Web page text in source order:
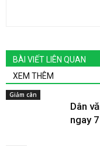
BÀI VIẾT LIÊN QUAN
XEM THÊM
Giảm cân
Dân
ngay